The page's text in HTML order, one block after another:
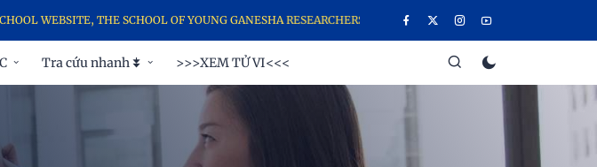
WEBSITE, THE SCHOOL OF YOUNG GANESHA RESEARCHERS IS CHAMPION
Tra cứu nhanh ⯯ >>>XEM TỬ VI<<<